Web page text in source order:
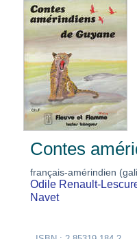
Contes
français-amérindien
Odile Renault-
Navet